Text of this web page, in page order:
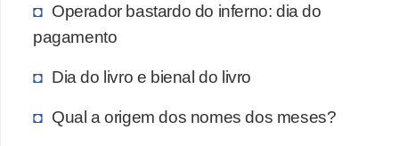
Operador bastardo do inferno: dia do
pagamento
Dia do livro e bienal do livro
Qual a origem dos nomes dos meses?